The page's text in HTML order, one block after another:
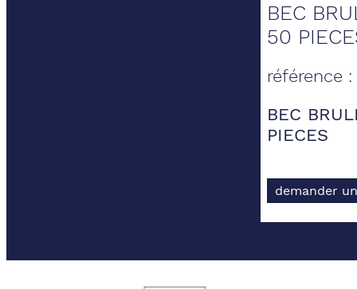
BEC
50
référence :
BEC
PIECES
demander